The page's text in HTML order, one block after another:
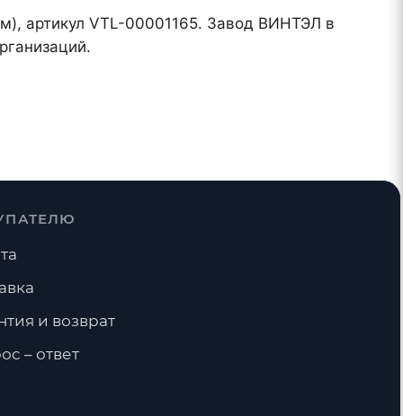
артикул VTL-00001165. Завод ВИНТЭЛ в
и возврат
– ответ